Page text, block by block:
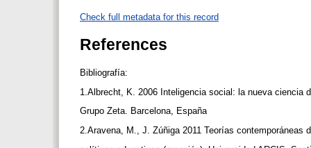
Check full metadata for this record
References
Bibliografía:
1.Albrecht, K. 2006 Inteligencia social: la nueva ciencia
Grupo Zeta. Barcelona, España
2.Aravena, M., J. Zúñiga 2011 Teorías contemporáneas